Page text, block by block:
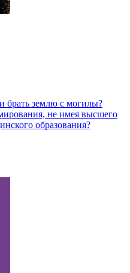
брать землю с могилы?
не имея высшего
образования?